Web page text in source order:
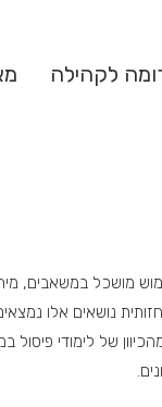
לקהילה
מושכל במשאבים,
נושאים אלו
של לימודי